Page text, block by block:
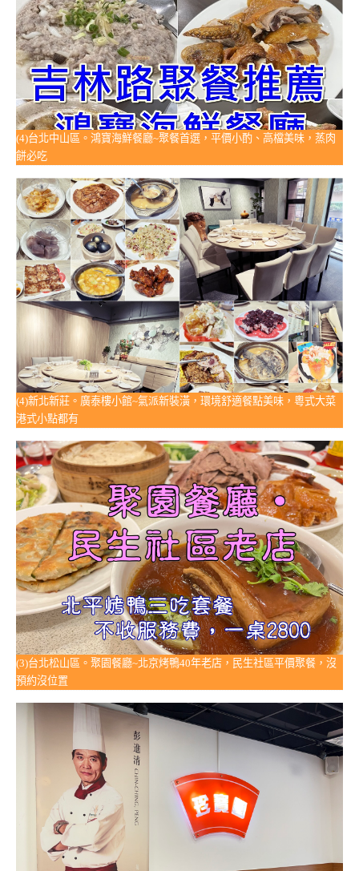
(4)台北中山區。鴻寶海鮮餐廳~聚餐首選，平價小酌、高檔美味，蒸肉
餅必吃
(4)新北新莊。廣泰樓小館~氣派新裝潢，環境舒適餐點美味，粵式大菜
港式小點都有
(3)台北松山區。聚園餐廳~北京烤鴨40年老店，民生社區平價聚餐，沒
預約沒位置